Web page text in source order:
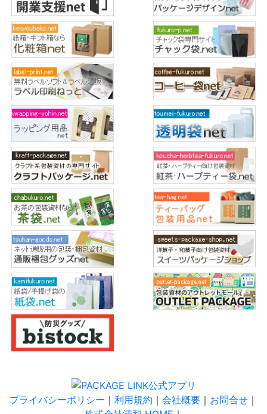
プライバシーポリシー ｜ 利用規約 ｜ 会社概要 ｜ お問合せ ｜